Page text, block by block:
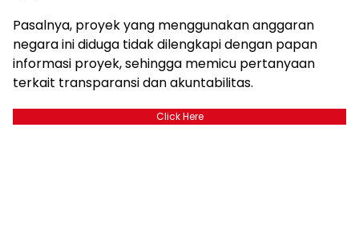
Pasalnya, proyek yang menggunakan anggaran
negara ini diduga tidak dilengkapi dengan papan
informasi proyek, sehingga memicu pertanyaan
terkait transparansi dan akuntabilitas.
Click Here